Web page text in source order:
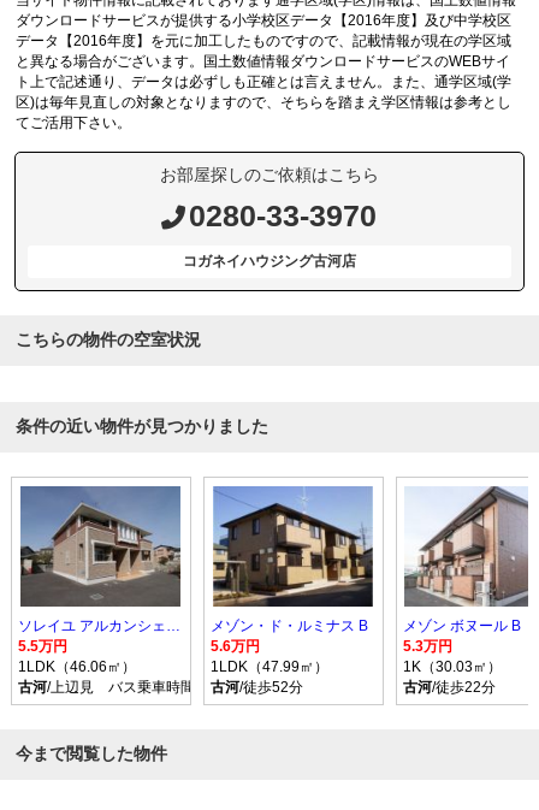
ダウンロードサービスが提供する小学校区データ【2016年度】及び中学校区
データ【2016年度】を元に加工したものですので、記載情報が現在の学区域
と異なる場合がございます。国土数値情報ダウンロードサービスのWEBサイ
ト上で記述通り、データは必ずしも正確とは言えません。また、通学区域(学
区)は毎年見直しの対象となりますので、そちらを踏まえ学区情報は参考とし
てご活用下さい。
お部屋探しのご依頼はこちら
0280-33-3970
コガネイハウジング古河店
こちらの物件の空室状況
条件の近い物件が見つかりました
ソレイユ アルカンシェル Ｂ
5.5万円
1LDK（46.06㎡）
古河/上辺見 バス乗車時間10分 停歩9分
メゾン・ド・ルミナス B
5.6万円
1LDK（47.99㎡）
古河/徒歩52分
メゾン ボヌール B
5.3万円
1K（30.03㎡）
古河/徒歩22分
今まで閲覧した物件